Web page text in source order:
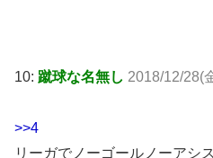
10: 蹴球な名無し 2018/12/28(
>>4
リーガでノーゴールノーアシ